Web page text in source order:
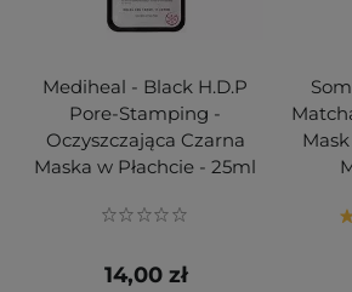
Mediheal - Black H.D.P
Pore-Stamping -
Oczyszczająca Czarna
Maska w Płachcie - 25ml
14,00 zł